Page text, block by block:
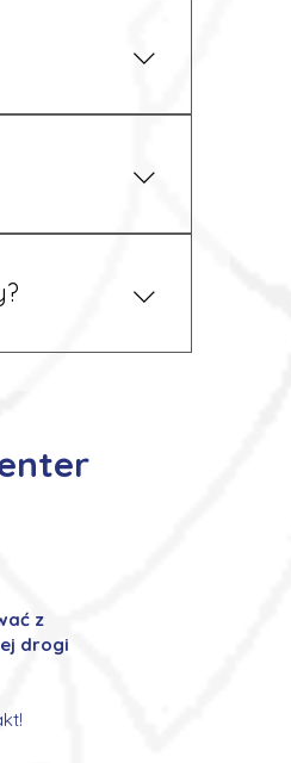
pracy.
temu
rekrutacji, a
z
drogi